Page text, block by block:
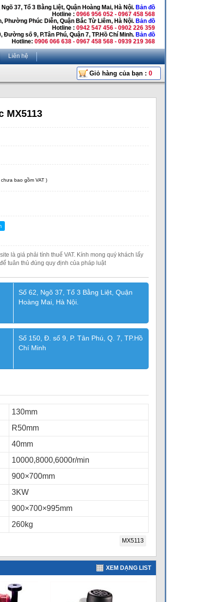
Ngõ 37, Tổ 3 Bằng Liệt, Quận Hoàng Mai, Hà Nội. Bản đồ
Hotline : 0966 956 052 - 0967 458 568
Phường Phúc Diễn, Quận Bắc Từ Liêm, Hà Nội. Bản đồ
Hotline : 0942 547 456 - 0902 226 359
Đường số 9, P.Tân Phú, Quận 7, TP.Hồ Chí Minh. Bản đồ
Hotline: 0906 066 638 - 0967 458 568 - 0939 219 368
Liên hệ
Giỏ hàng của bạn : 0
MX5113
chưa bao gồm VAT )
là giá phải tính thuế VAT. Kính mong quý khách lấy
tuân thủ đúng quy định của pháp luật
Số 62, Ngõ 37, Tổ 3 Bằng Liệt, Quận
Hoàng Mai, Hà Nội.
Số 150, Đ. số 9, P. Tân Phú, Q. 7, TP.Hồ
Chí Minh
130mm
R50mm
40mm
10000,8000,6000r/min
900×700mm
3KW
900×700×995mm
260kg
MX5113
XEM DẠNG LIST